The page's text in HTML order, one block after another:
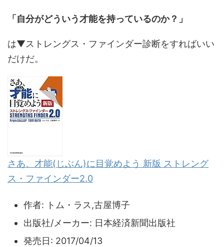
「自分がどういう才能を持っているのか？」
は▼ストレングス・ファインダー診断をすればいい
だけだ。
さあ、才能(じぶん)に目覚めよう 新版 ストレング
ス・ファインダー2.0
作者: トム・ラス,古屋博子
出版社/メーカー: 日本経済新聞出版社
発売日: 2017/04/13